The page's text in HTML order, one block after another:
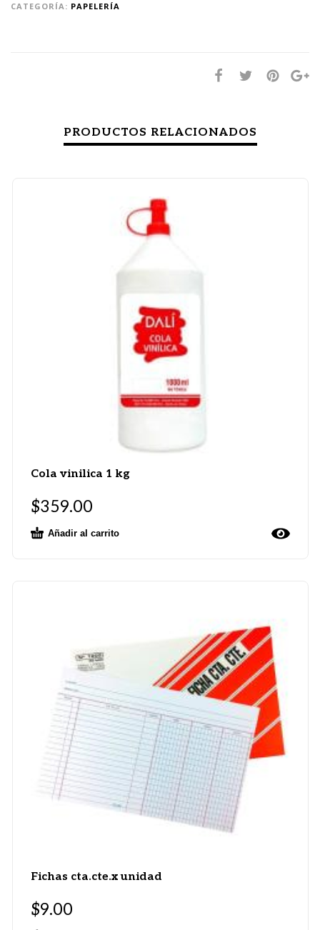
CATEGORÍA: PAPELERÍA
PRODUCTOS RELACIONADOS
Cola vinilica 1 kg
$359.00
Añadir al carrito
Fichas cta.cte.x unidad
$9.00